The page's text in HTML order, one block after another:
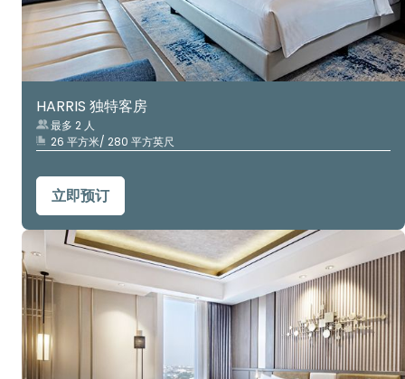
HARRIS 独特客房
最多 2 人
26 平方米/ 280 平方英尺
立即预订